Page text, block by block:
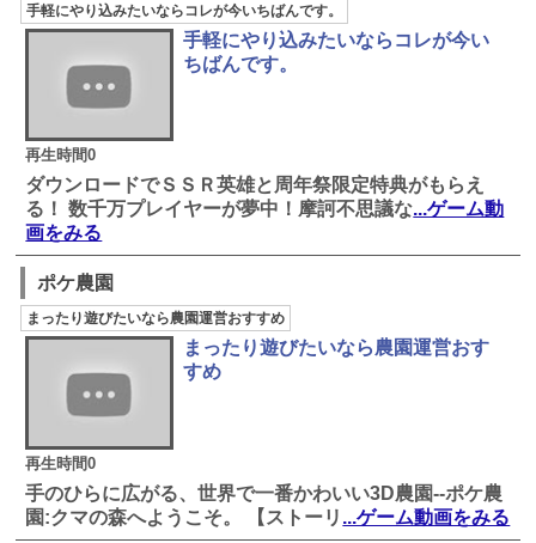
手軽にやり込みたいならコレが今いちばんです。
再生時間0
手軽にやり込みたいならコレが今い
ちばんです。
ダウンロードでＳＳＲ英雄と周年祭限定特典がもらえ
る！ 数千万プレイヤーが夢中！摩訶不思議な...ゲーム動
画をみる
ポケ農園
まったり遊びたいなら農園運営おすすめ
再生時間0
まったり遊びたいなら農園運営おす
すめ
手のひらに広がる、世界で一番かわいい3D農園--ポケ農
園:クマの森へようこそ。 【ストーリ ...ゲーム動画をみる